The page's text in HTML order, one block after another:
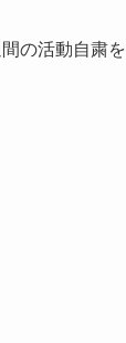
の活動自粛を